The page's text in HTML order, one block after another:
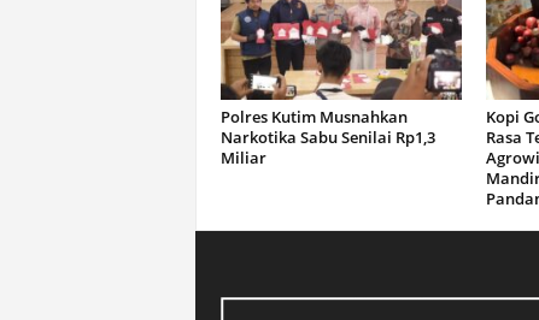
Polres Kutim Musnahkan
Narkotika Sabu Senilai Rp1,3
Miliar
Kopi
Rasa